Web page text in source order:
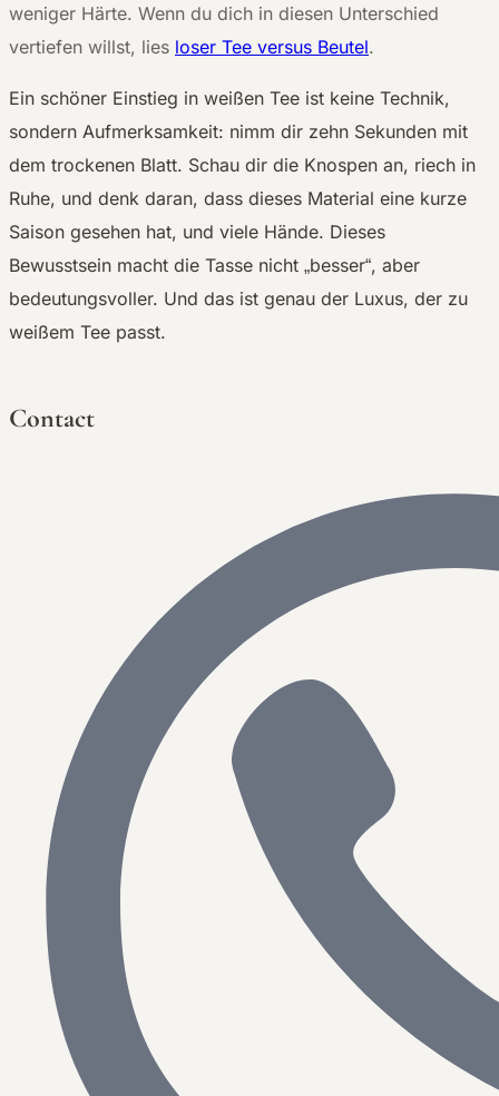
weniger Härte. Wenn du dich in diesen Unterschied
vertiefen willst, lies loser Tee versus Beutel.
Ein schöner Einstieg in weißen Tee ist keine Technik,
sondern Aufmerksamkeit: nimm dir zehn Sekunden mit
dem trockenen Blatt. Schau dir die Knospen an, riech in
Ruhe, und denk daran, dass dieses Material eine kurze
Saison gesehen hat, und viele Hände. Dieses
Bewusstsein macht die Tasse nicht „besser“, aber
bedeutungsvoller. Und das ist genau der Luxus, der zu
weißem Tee passt.
Contact